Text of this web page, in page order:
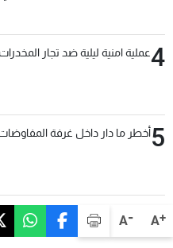
A+
A-
4عملية امنية ليلية ضد تجار
5أخطر ما دار داخل غرفة